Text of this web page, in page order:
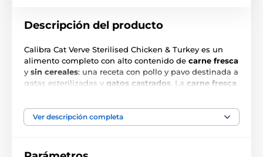
Descripción del producto
Calibra Cat Verve Sterilised Chicken & Turkey es un
alimento completo con alto contenido de carne fresca
y sin cereales: una receta con pollo y pavo destinada a
gatas esterilizadas y gatos castrados . La carne fresca
animal.
Ver descripción completa